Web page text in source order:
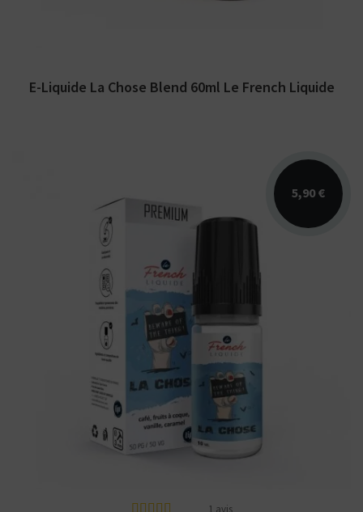
E-Liquide La Chose Blend 60ml Le French Liquide
5,90 €
Arômes : café, noisette grillée, caramel au
beurre salé, vanille, noix de pécan. Le
1 avis